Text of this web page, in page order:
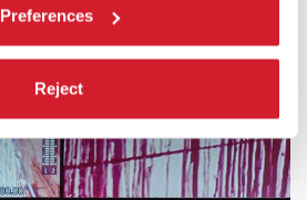
Preferences
Reject